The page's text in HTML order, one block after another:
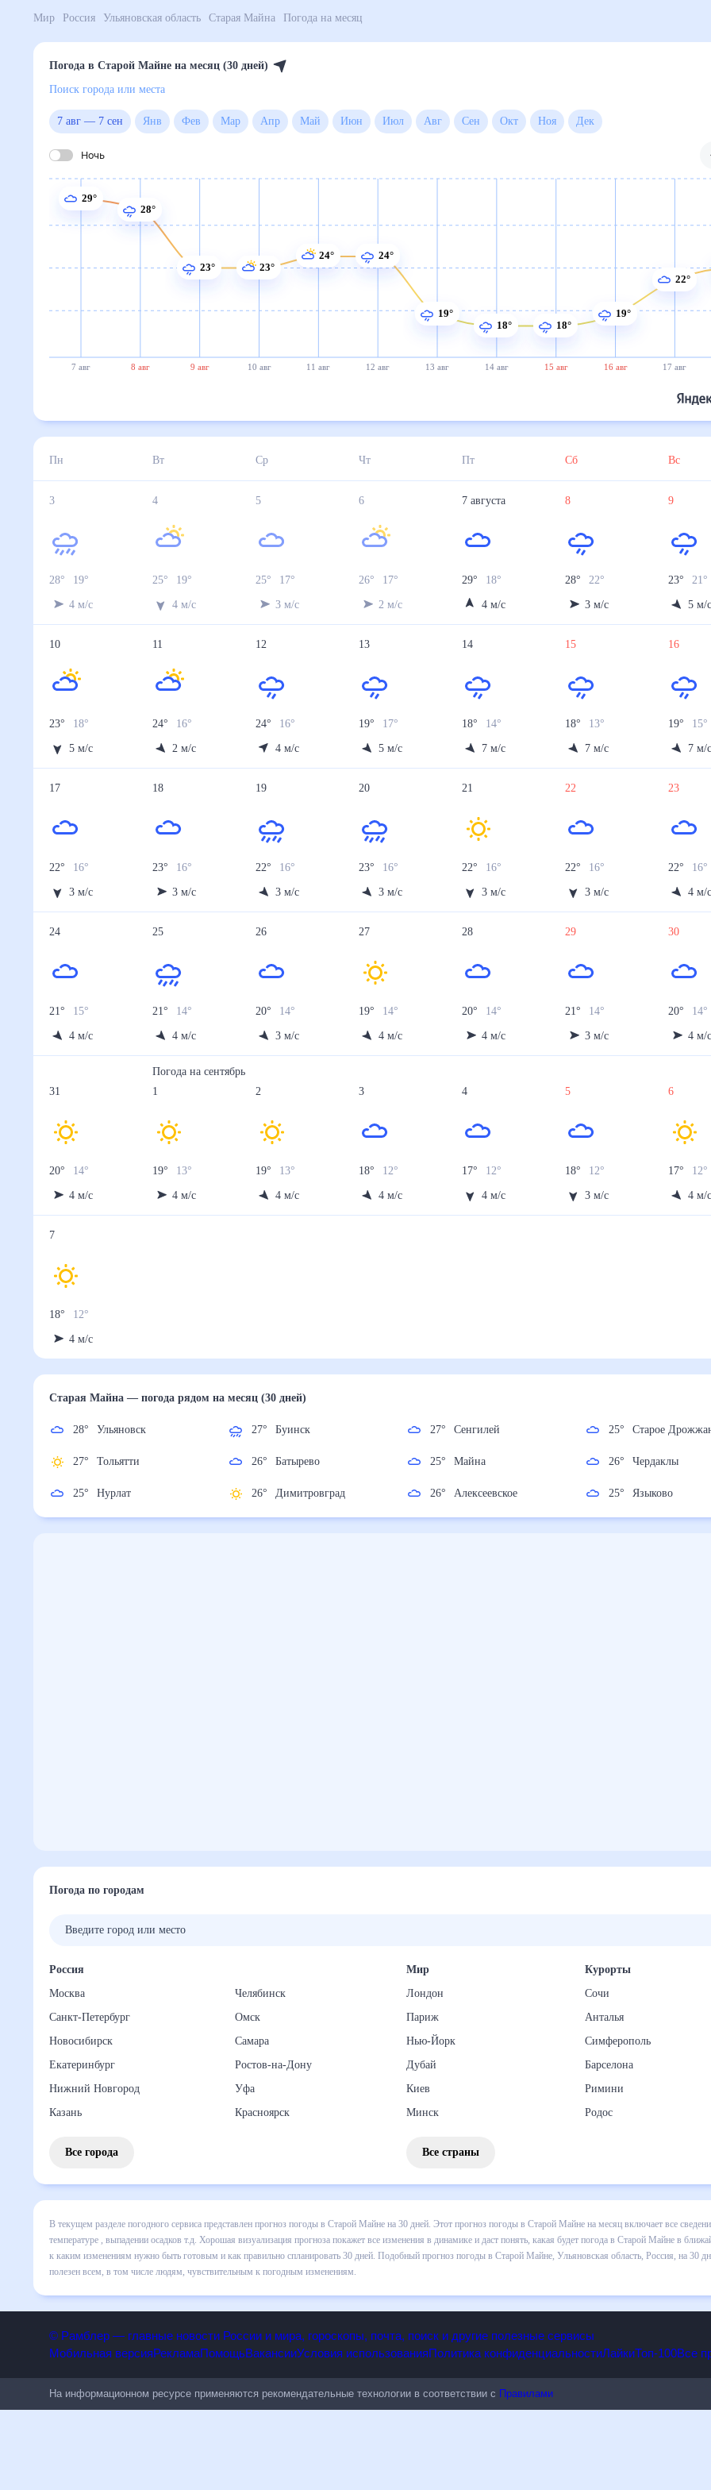
Мир Россия Ульяновская область Старая Майна Погода на месяц
Погода в Старой Майне на месяц (30 дней)
Поиск города или места
7 авг—7 сен Янв Фев Мар Апр Май Июн Июл Авг Сен Окт Ноя
Ночь
7 авг 8 авг 9 авг 10 авг 11 авг 12 авг 13 авг 14 авг 15 авг 16 авг 17 авг
29°
28°
23° 23°
24° 24°
19°
18°
18°
19°
22°
Пн Вт Ср Чт Пт Сб Вс
3
28° 19°
4 м/с
4
25° 19°
4 м/с
5
25° 17°
3 м/с
6
26° 17°
2 м/с
7 августа
29° 18°
4 м/с
8
28° 22
3 м/с
9
23° 21°
5 м/
10
23° 18°
5 м/с
11
24° 16°
2 м/с
12
24° 16°
4 м/с
13
19° 17°
5 м/с
14
18° 14°
7 м/с
15
18° 13°
7 м/с
16
19° 15°
7 м/
17
22° 16°
3 м/с
18
23° 16°
3 м/с
19
22° 16°
3 м/с
20
23° 16°
3 м/с
21
22° 16°
3 м/с
22
22° 16°
3 м/с
23
22° 16°
4 м/
24
21° 15°
4 м/с
25
21° 14°
4 м/с
26
20° 14°
3 м/с
27
19° 14°
4 м/с
28
20° 14°
4 м/с
29
21° 14°
3 м/с
30
20° 14°
4 м/
31
20° 14°
4 м/с
Погода насентябрь
1
19° 13°
4 м/с
2
19° 13°
4 м/с
3
18° 12°
4 м/с
4
17° 12°
4 м/с
5
18° 12°
3 м/с
6
17° 12°
4 м/
7
18° 12°
4 м/с
Старая Майна— погода рядомна месяц (30 дней)
28° Ульяновск
27° Тольятти
25° Нурлат
27° Буинск
26° Батырево
26° Димитровград
27° Сенгилей
25° Майна
26° Алексеевское
25° Старое
26° Чердаклы
25° Языково
Погода по городам
Россия
Москва
Санкт-Петербург
Новосибирск
Екатеринбург
Нижний Новгород
Казань
Челябинск
Омск
Самара
Ростов-на-Дону
Уфа
Красноярск
Все города
Мир
Лондон
Париж
Нью-Йорк
Дубай
Киев
Минск
Курорты
Сочи
Анталья
Симферополь
Барселона
Римини
Родос
Все страны
В текущем разделе погодного сервиса представлен прогноз погоды в Старой Майне на 30 дней. Этот прогноз погоды в Старой
месяц включает все сведения по дневной температуре , выпадении осадков т.д. Хорошая визуализация прогноза покажет все
динамике и даст понять, какая будет погода в Старой Майне в ближайший месяц, к каким изменениям нужно быть готовым и как
правильно спланировать 30 дней. Подобный прогноз погоды в Старой Майне, Ульяновская область, Россия, на 30 дней будет
© Рамблер — главные новости России и мира, гороскопы, почта, поиск и другие полезные сервисы
На информационном ресурсе применяются рекомендательные технологии в соответствии сПравилами